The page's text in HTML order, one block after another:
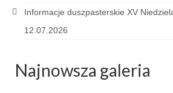
Katecheza parafialna
Kaplica Adoracji
Informacje duszpasterskie XV
12.07.2026
Najnowsza galeria